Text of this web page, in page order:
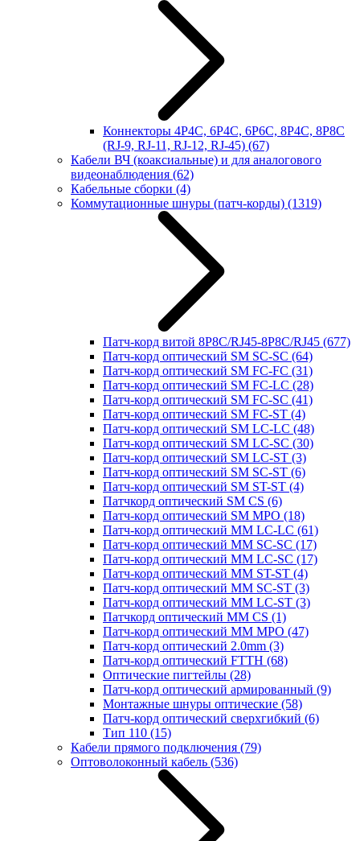
Коннекторы 4P4C, 6P4C, 6P6C, 8P4C, 8P8C
(RJ-9, RJ-11, RJ-12, RJ-45) (67)
Кабели ВЧ (коаксиальные) и для аналогового
видеонаблюдения (62)
Кабельные сборки (4)
Коммутационные шнуры (патч-корды) (1319)
Патч-корд витой 8P8C/RJ45-8P8C/RJ45 (677)
Патч-корд оптический SM SC-SC (64)
Патч-корд оптический SM FC-FC (31)
Патч-корд оптический SM FC-LC (28)
Патч-корд оптический SM FC-SC (41)
Патч-корд оптический SM FC-ST (4)
Патч-корд оптический SM LC-LC (48)
Патч-корд оптический SM LC-SC (30)
Патч-корд оптический SM LC-ST (3)
Патч-корд оптический SM SC-ST (6)
Патч-корд оптический SM ST-ST (4)
Патчкорд оптический SM CS (6)
Патч-корд оптический SM MPO (18)
Патч-корд оптический MM LC-LC (61)
Патч-корд оптический MM SC-SC (17)
Патч-корд оптический MM LC-SC (17)
Патч-корд оптический MM ST-ST (4)
Патч-корд оптический MM SC-ST (3)
Патч-корд оптический MM LC-ST (3)
Патчкорд оптический MM CS (1)
Патч-корд оптический MM MPO (47)
Патч-корд оптический 2.0mm (3)
Патч-корд оптический FTTH (68)
Оптические пигтейлы (28)
Патч-корд оптический армированный (9)
Монтажные шнуры оптические (58)
Патч-корд оптический сверхгибкий (6)
Тип 110 (15)
Кабели прямого подключения (79)
Оптоволоконный кабель (536)